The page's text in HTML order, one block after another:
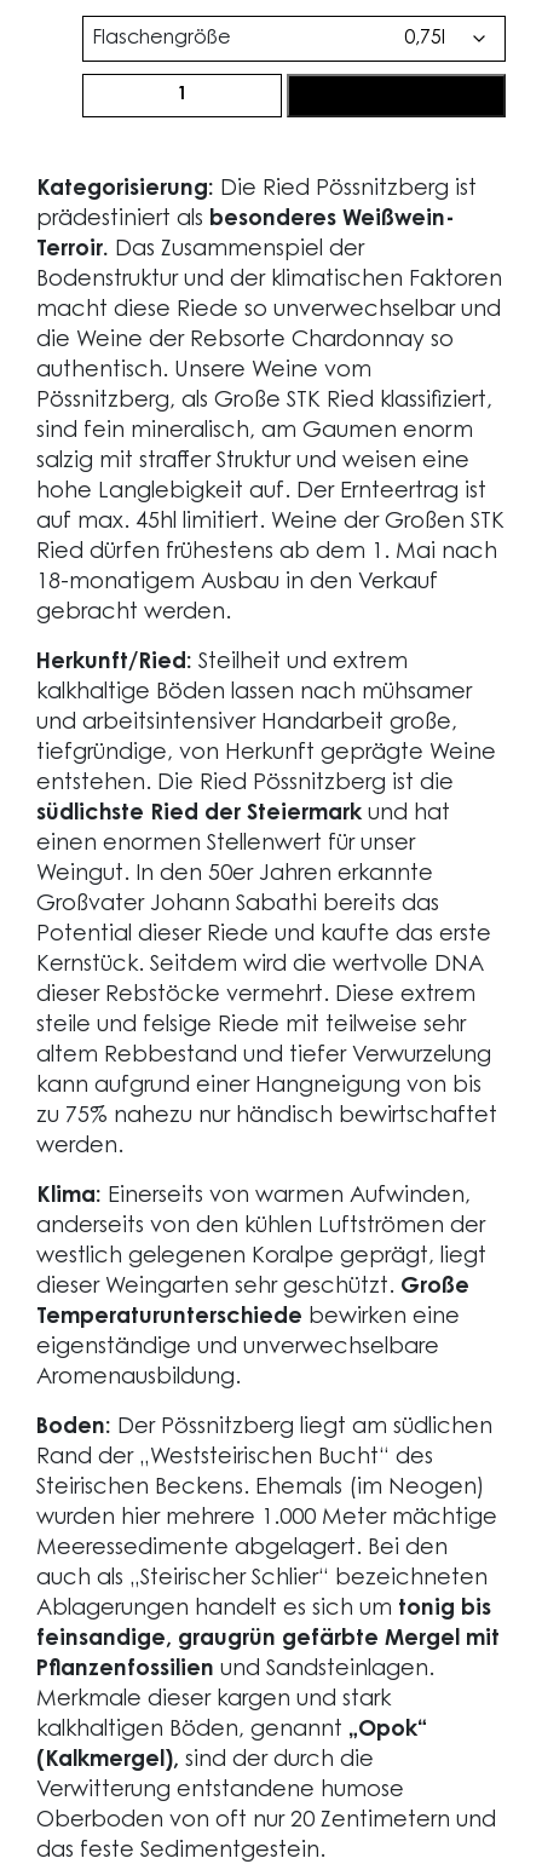
Flaschengröße
Pössnitzberg
2023
Menge
Kategorisierung: Die Ried Pössnitzberg ist
prädestiniert als besonderes Weißwein-
Terroir. Das Zusammenspiel der
Bodenstruktur und der klimatischen Faktoren
macht diese Riede so unverwechselbar und
die Weine der Rebsorte Chardonnay so
authentisch. Unsere Weine vom
Pössnitzberg, als Große STK Ried klassifiziert,
sind fein mineralisch, am Gaumen enorm
salzig mit straffer Struktur und weisen eine
hohe Langlebigkeit auf. Der Ernteertrag ist
auf max. 45hl limitiert. Weine der Großen STK
Ried dürfen frühestens ab dem 1. Mai nach
18-monatigem Ausbau in den Verkauf
gebracht werden.
Herkunft/Ried: Steilheit und extrem
kalkhaltige Böden lassen nach mühsamer
und arbeitsintensiver Handarbeit große,
tiefgründige, von Herkunft geprägte Weine
entstehen. Die Ried Pössnitzberg ist die
südlichste Ried der Steiermarkund hat
einen enormen Stellenwert für unser
Weingut. In den 50er Jahren erkannte
Großvater Johann Sabathi bereits das
Potential dieser Riede und kaufte das erste
Kernstück. Seitdem wird die wertvolle DNA
dieser Rebstöcke vermehrt. Diese extrem
steile und felsige Riede mit teilweise sehr
altem Rebbestand und tiefer Verwurzelung
kann aufgrund einer Hangneigung von bis
zu 75% nahezu nur händisch bewirtschaftet
werden.
Klima: Einerseits von warmen Aufwinden,
anderseits von den kühlen Luftströmen der
westlich gelegenen Koralpe geprägt, liegt
dieser Weingarten sehr geschützt. Große
Temperaturunterschiede bewirken eine
eigenständige und unverwechselbare
Aromenausbildung.
Boden: Der Pössnitzberg liegt am südlichen
Rand der „Weststeirischen Bucht“ des
Steirischen Beckens. Ehemals (im Neogen)
wurden hier mehrere 1.000 Meter mächtige
Meeressedimente abgelagert. Bei den
auch als „Steirischer Schlier“ bezeichneten
Ablagerungen handelt es sich um tonig bis
feinsandige, graugrün gefärbte Mergel mit
Pflanzenfossilien und Sandsteinlagen.
Merkmale dieser kargen und stark
kalkhaltigen Böden, genannt „Opok“
(Kalkmergel), sind der durch die
Verwitterung entstandene humose
Oberboden von oft nur 20 Zentimetern und
das feste Sedimentgestein.